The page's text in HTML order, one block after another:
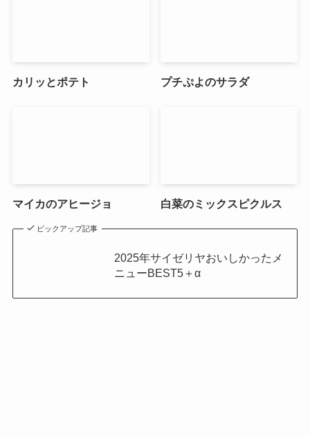
カリッとポテト プチぷよのサラダ
マイカのアヒージョ 白菜のミックスピクルス
ピックアップ記事
2025年サイゼリヤおいしかったメ
ニューBEST5＋α